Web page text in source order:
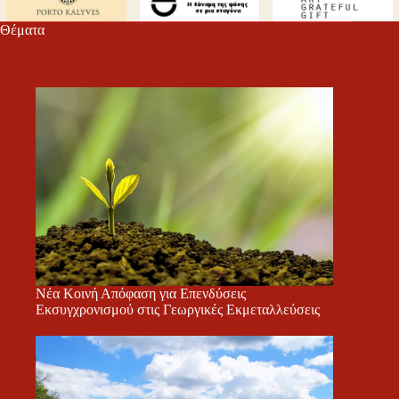
τε
Θέματα
Νέα Κοινή Απόφαση για Επενδύσεις
Εκσυγχρονισμού στις Γεωργικές Εκμεταλλεύσεις